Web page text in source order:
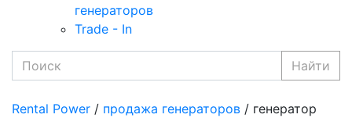
генераторов
Trade - In
Найти
Rental Power / продажа генераторов / генератор